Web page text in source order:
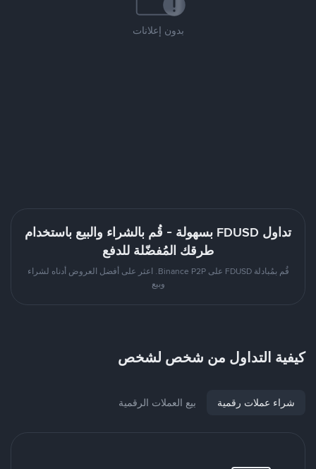
بدون إعلانات
تداول FDUSD بسهولة - قُم بالشراء والبيع باستخدام
طرقك المُفضّلة للدفع
قُم بمُبادلة FDUSD على Binance P2P. اعثر على أفضل العروض أدناه لشراء
وبيع
كيفية التداول من شخص لشخص
شراء عملات رقمية بيع العملات الرقمية